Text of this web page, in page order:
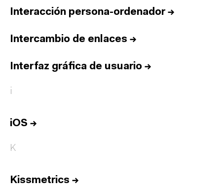
Interacción persona-ordenador→
Intercambio de enlaces →
Interfaz gráfica de usuario →
i
iOS →
K
Kissmetrics →